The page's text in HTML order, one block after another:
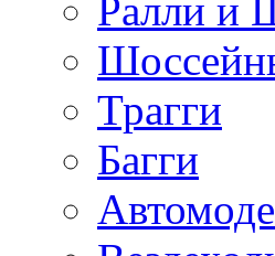
Ралли и
Трагги
Багги